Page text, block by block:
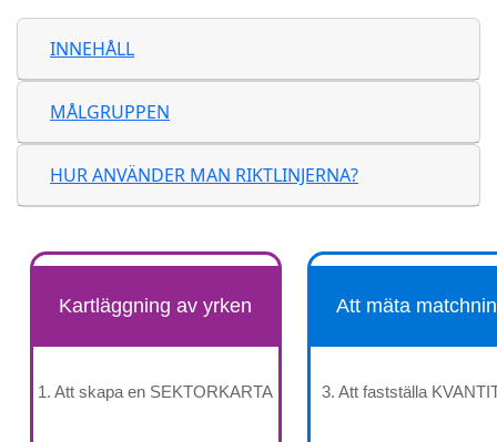
INNEHÅLL
MÅLGRUPPEN
HUR ANVÄNDER MAN RIKTLINJERNA?
Kartläggning av yrken
1. Att skapa en SEKTORKARTA
Att mäta
3. Att fastställa